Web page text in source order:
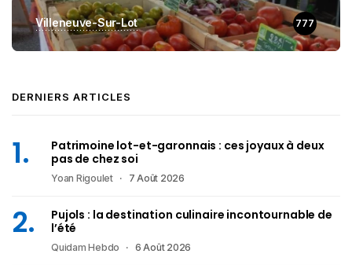
Villeneuve-Sur-Lot 777
DERNIERS ARTICLES
Patrimoine lot-et-garonnais : ces joyaux à deux
pas de chez soi
Yoan Rigoulet 7 Août 2026
Pujols : la destination culinaire incontournable de
l’été
Quidam Hebdo 6 Août 2026